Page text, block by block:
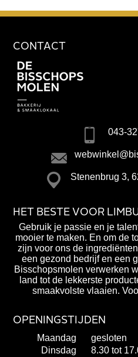
CONTACT
043-
Stenenbrug 3,
HET BESTE VOOR
Gebruik je passie en je
mooier te maken. En om de
zijn voor ons de
een gezond bedrijf en een
Bisschopsmolen verwerken
land tot de lekkerste
smaakvolste vlaaien.
OPENINGSTIJDEN
Maandag
gesloten
Dinsdag
8.30 tot